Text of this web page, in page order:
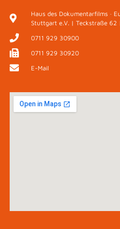
Haus des Dokumentarfilms ·
Stuttgart e.V. | Teckstraße
0711 929 30900
0711 929 30920
E-Mail